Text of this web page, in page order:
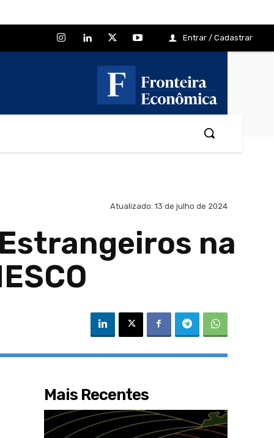
Entrar / Cadastrar
Atualizado: 13 de julho de 2024
na
Mais Recentes